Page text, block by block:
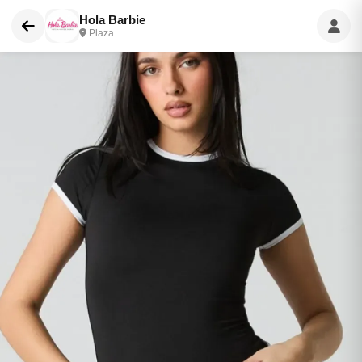
Hola Barbie
Plaza